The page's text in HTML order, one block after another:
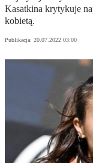
Kasatkina krytykuje
kobietą.
Publikacja: 20.07.2022 03:00